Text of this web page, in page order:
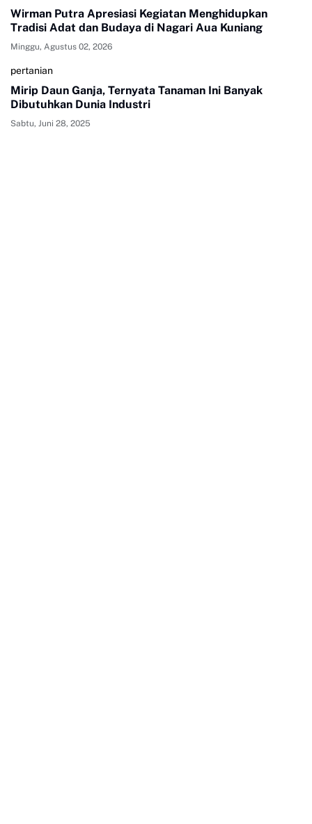
Wirman Putra Apresiasi Kegiatan Menghidupkan
Tradisi Adat dan Budaya di Nagari Aua Kuniang
Minggu, Agustus 02, 2026
pertanian
Mirip Daun Ganja, Ternyata Tanaman Ini Banyak
Dibutuhkan Dunia Industri
Sabtu, Juni 28, 2025